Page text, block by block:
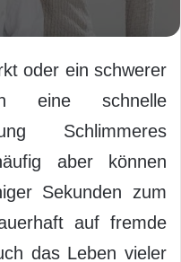
oder ein schwerer
eine schnelle
Schlimmeres
aber können
Sekunden zum
auf fremde
das Leben vieler